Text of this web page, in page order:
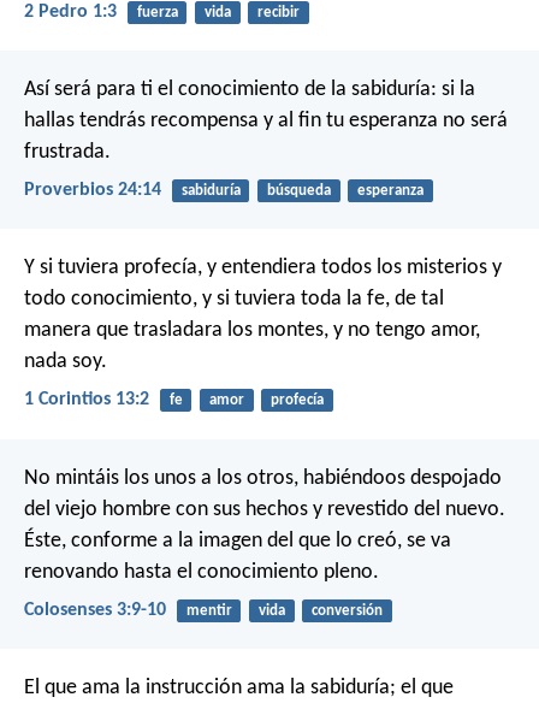
2 Pedro 1:3 fuerza vida recibir
Así será para ti el conocimiento de la sabiduría: si la
hallas tendrás recompensa y al fin tu esperanza no será
frustrada.
Proverbios 24:14 sabiduría búsqueda esperanza
Y si tuviera profecía, y entendiera todos los misterios y
todo conocimiento, y si tuviera toda la fe, de tal
manera que trasladara los montes, y no tengo amor,
nada soy.
1 Corintios 13:2 fe amor profecía
No mintáis los unos a los otros, habiéndoos despojado
del viejo hombre con sus hechos y revestido del nuevo.
Éste, conforme a la imagen del que lo creó, se va
renovando hasta el conocimiento pleno.
Colosenses 3:9-10 mentir vida conversión
El que ama la instrucción ama la sabiduría; el que